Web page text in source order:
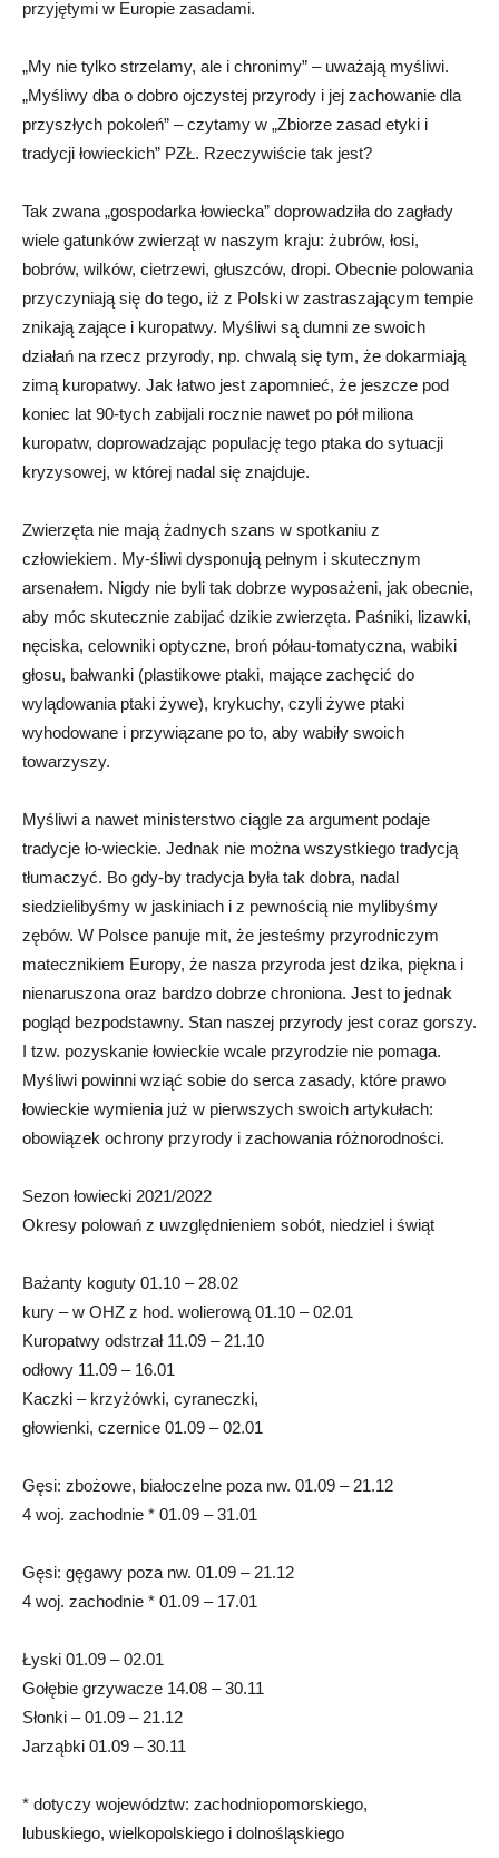
przyjętymi w Europie zasadami.
„My nie tylko strzelamy, ale i chronimy” – uważają myśliwi.
„Myśliwy dba o dobro ojczystej przyrody i jej zachowanie dla
przyszłych pokoleń” – czytamy w „Zbiorze zasad etyki i
tradycji łowieckich” PZŁ. Rzeczywiście tak jest?
Tak zwana „gospodarka łowiecka” doprowadziła do zagłady
wiele gatunków zwierząt w naszym kraju: żubrów, łosi,
bobrów, wilków, cietrzewi, głuszców, dropi. Obecnie polowania
przyczyniają się do tego, iż z Polski w zastraszającym tempie
znikają zające i kuropatwy. Myśliwi są dumni ze swoich
działań na rzecz przyrody, np. chwalą się tym, że dokarmiają
zimą kuropatwy. Jak łatwo jest zapomnieć, że jeszcze pod
koniec lat 90-tych zabijali rocznie nawet po pół miliona
kuropatw, doprowadzając populację tego ptaka do sytuacji
kryzysowej, w której nadal się znajduje.
Zwierzęta nie mają żadnych szans w spotkaniu z
człowiekiem. My-śliwi dysponują pełnym i skutecznym
arsenałem. Nigdy nie byli tak dobrze wyposażeni, jak obecnie,
aby móc skutecznie zabijać dzikie zwierzęta. Paśniki, lizawki,
nęciska, celowniki optyczne, broń półau-tomatyczna, wabiki
głosu, bałwanki (plastikowe ptaki, mające zachęcić do
wylądowania ptaki żywe), krykuchy, czyli żywe ptaki
wyhodowane i przywiązane po to, aby wabiły swoich
towarzyszy.
Myśliwi a nawet ministerstwo ciągle za argument podaje
tradycje ło-wieckie. Jednak nie można wszystkiego tradycją
tłumaczyć. Bo gdy-by tradycja była tak dobra, nadal
siedzielibyśmy w jaskiniach i z pewnością nie mylibyśmy
zębów. W Polsce panuje mit, że jesteśmy przyrodniczym
matecznikiem Europy, że nasza przyroda jest dzika, piękna i
nienaruszona oraz bardzo dobrze chroniona. Jest to jednak
pogląd bezpodstawny. Stan naszej przyrody jest coraz gorszy.
I tzw. pozyskanie łowieckie wcale przyrodzie nie pomaga.
Myśliwi powinni wziąć sobie do serca zasady, które prawo
łowieckie wymienia już w pierwszych swoich artykułach:
obowiązek ochrony przyrody i zachowania różnorodności.
Sezon łowiecki 2021/2022
Okresy polowań z uwzględnieniem sobót, niedziel i świąt
Bażanty koguty 01.10 – 28.02
kury – w OHZ z hod. wolierową 01.10 – 02.01
Kuropatwy odstrzał 11.09 – 21.10
odłowy 11.09 – 16.01
Kaczki – krzyżówki, cyraneczki,
głowienki, czernice 01.09 – 02.01
Gęsi: zbożowe, białoczelne poza nw. 01.09 – 21.12
4 woj. zachodnie * 01.09 – 31.01
Gęsi: gęgawy poza nw. 01.09 – 21.12
4 woj. zachodnie * 01.09 – 17.01
Łyski 01.09 – 02.01
Gołębie grzywacze 14.08 – 30.11
Słonki – 01.09 – 21.12
Jarząbki 01.09 – 30.11
* dotyczy województw: zachodniopomorskiego,
lubuskiego, wielkopolskiego i dolnośląskiego